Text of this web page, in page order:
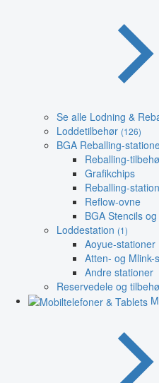
Se alle Lodning &
Loddetilbehør (126)
BGA Reballing-
Reballing-
Grafikchips
Reballing-
Reflow-ovne
BGA Stencils
Loddestation (1)
Aoyue-stationer
Atten- og Mlink-
Andre stationer
Reservedele og